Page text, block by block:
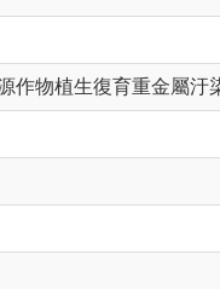
作物植生復育重金屬汙